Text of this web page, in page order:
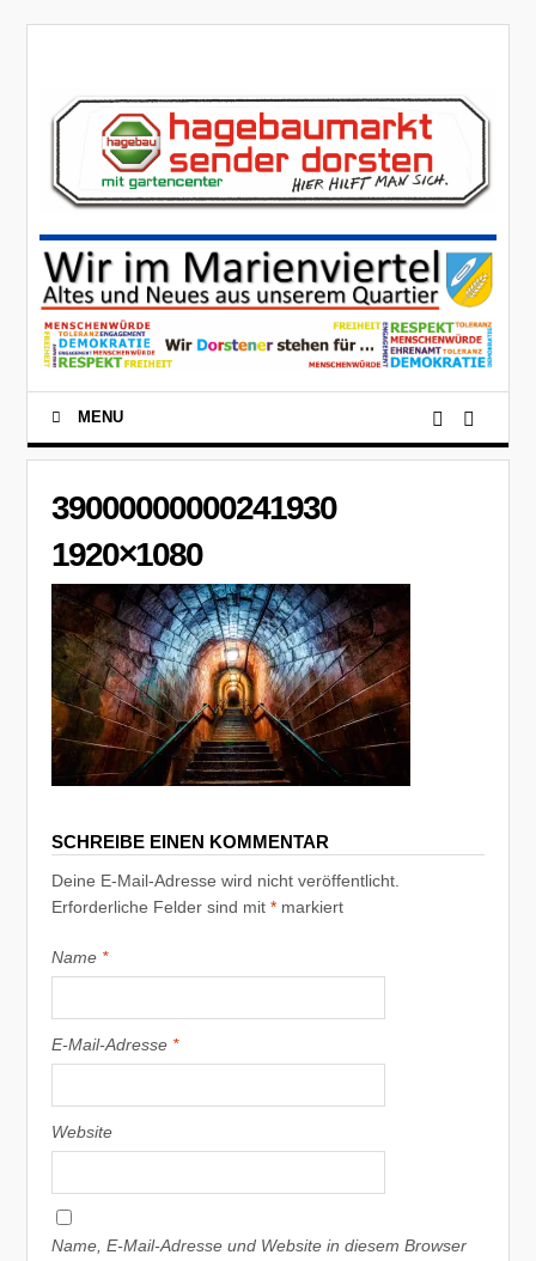
MENU
39000000000241930
1920×1080
SCHREIBE EINEN KOMMENTAR
Deine E-Mail-Adresse wird nicht veröffentlicht.
Erforderliche Felder sind mit* markiert
Name *
E-Mail-Adresse *
Website
Name, E-Mail-Adresse und Website in diesem Browser